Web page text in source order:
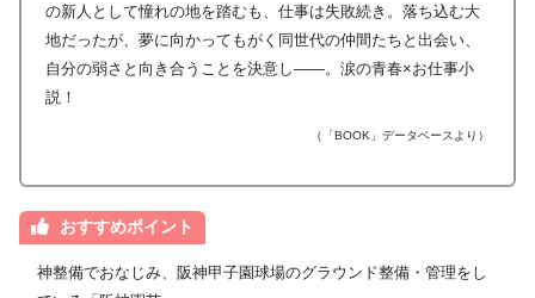
の新人として憧れの地を踏むも、仕事は失敗続き。落ち込む大
地だったが、夢に向かってもがく同世代の仲間たちと出会い、
自分の弱さと向き合うことを決意し――。涙の青春×お仕事小
説！
（「BOOK」データベースより）
おすすめポイント
神整備でおなじみ、阪神甲子園球場のグラウンド整備・管理をし